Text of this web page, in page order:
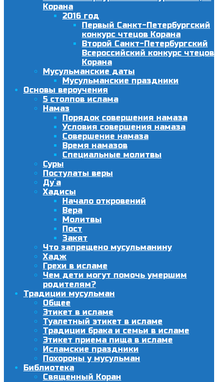
Корана
2016 год
Первый Санкт-Петербургский
конкурс чтецов Корана
Второй Санкт-Петербургский
Всероссийский конкурс чтецов
Корана
Мусульманские даты
Мусульманские праздники
Основы вероучения
5 столпов ислама
Намаз
Порядок совершения намаза
Условия совершения намаза
Совершение намаза
Время намазов
Специальные молитвы
Суры
Постулаты веры
Ду´а
Хадисы
Начало откровений
Вера
Молитвы
Пост
Закят
Что запрещено мусульманину
Хадж
Грехи в исламе
Чем дети могут помочь умершим
родителям?
Традиции мусульман
Общее
Этикет в исламе
Туалетный этикет в исламе
Традиции брака и семьи в исламе
Этикет приема пища в исламе
Исламские праздники
Похороны у мусульман
Библиотека
Священный Коран